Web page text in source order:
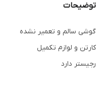
توضیحات
گوشی سالم و تعمیر نشده
کارتن و لوازم تکمیل
رجیستر دارد